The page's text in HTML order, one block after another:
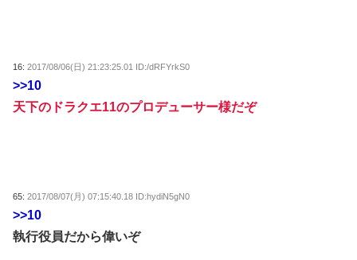
16:2017/08/06(日) 21:23:25.01 ID:/dRFYrkS0
>>10
天下のドラクエ11のプロデューサー様だぞ
65:2017/08/07(月) 07:15:40.18 ID:hydiN5gN0
>>10
執行役員だから偉いぞ